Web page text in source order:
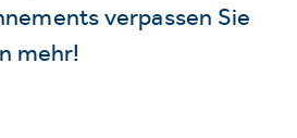
verpassen Sie
mehr!